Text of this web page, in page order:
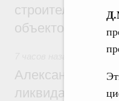
строительство
объектов
Александр
ликвидации